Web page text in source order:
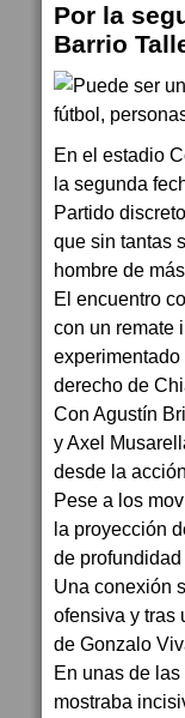
Por la
Barrio
En el estadio
la segunda
Partido
que sin tantas
hombre de
El encuentro
con un remate
derecho de
Con Agustín
y Axel
desde la
Pese a los
la proyección
de
Una conexión
ofensiva y tras
de Gonzalo
En unas de
mostraba